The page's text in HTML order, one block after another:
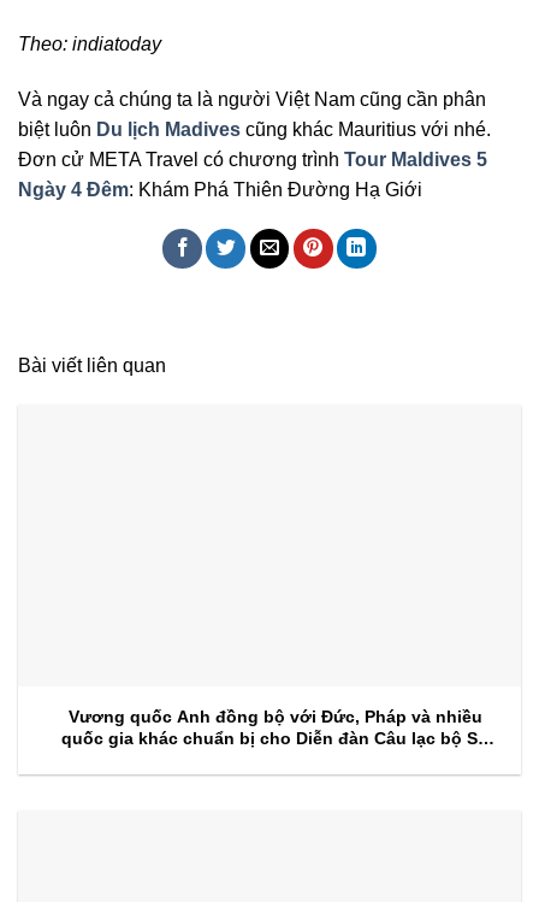
Theo: indiatoday
Và ngay cả chúng ta là người Việt Nam cũng cần phân
biệt luôn Du lịch Madives cũng khác Mauritius với nhé.
Đơn cử META Travel có chương trình Tour Maldives 5
Ngày 4 Đêm: Khám Phá Thiên Đường Hạ Giới
Bài viết liên quan
Vương quốc Anh đồng bộ với Đức, Pháp và nhiều
quốc gia khác chuẩn bị cho Diễn đàn Câu lạc bộ Sự